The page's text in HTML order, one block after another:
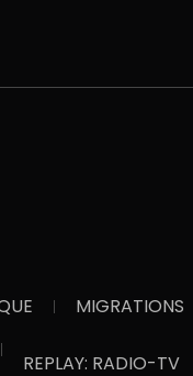
MIGRATIONS
REPLAY: RADIO-TV